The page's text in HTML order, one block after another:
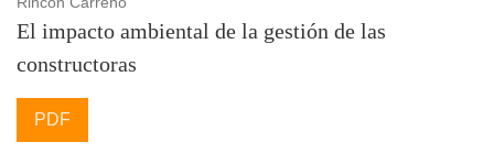
El impacto ambiental de la gestión de las
constructoras
PDF